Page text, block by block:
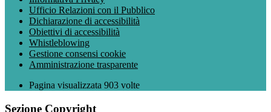
Ufficio Relazioni con il Pubblico
Dichiarazione di accessibilità
Obiettivi di accessibilità
Whistleblowing
Gestione consensi cookie
Amministrazione trasparente
Pagina visualizzata 903 volte
Sezione Copyright